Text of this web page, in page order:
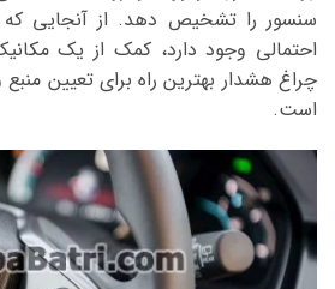
احتمالی وجود دارد، کمک از یک
چراغ هشدار بهترین راه برای تعیین
است.